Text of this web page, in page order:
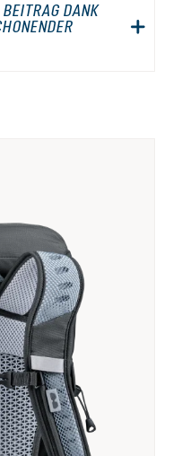
DANK